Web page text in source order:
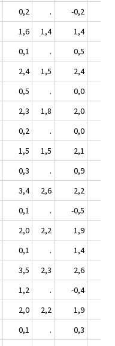
0,2 . -0,2
1,6 1,4 1,4
0,1 . 0,5
2,4 1,5 2,4
0,5 . 0,0
2,3 1,8 2,0
0,2 . 0,0
1,5 1,5 2,1
0,3 . 0,9
3,4 2,6 2,2
0,1 . -0,5
2,0 2,2 1,9
0,1 . 1,4
3,5 2,3 2,6
1,2 . -0,4
2,0 2,2 1,9
0,1 . 0,3